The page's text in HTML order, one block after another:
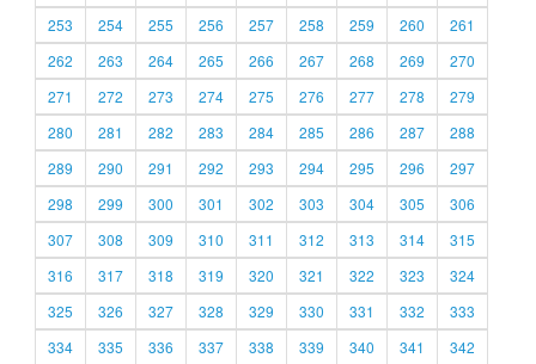
253
254 255 256 257 258 259 260
261
262
263 264 265 266 267 268 269
270
271
272 273 274 275 276 277 278
279
280
281 282 283 284 285 286 287
288
289
290 291 292 293 294 295 296
297
298
299 300 301 302 303 304 305
306
307
308 309 310 311 312 313 314
315
316
317 318 319 320 321 322 323
324
325
326 327 328 329 330 331 332
333
334
335 336 337 338 339 340 341 342